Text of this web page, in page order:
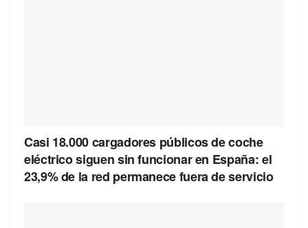
Casi 18.000 cargadores públicos de coche
eléctrico siguen sin funcionar en España: el
23,9% de la red permanece fuera de servicio